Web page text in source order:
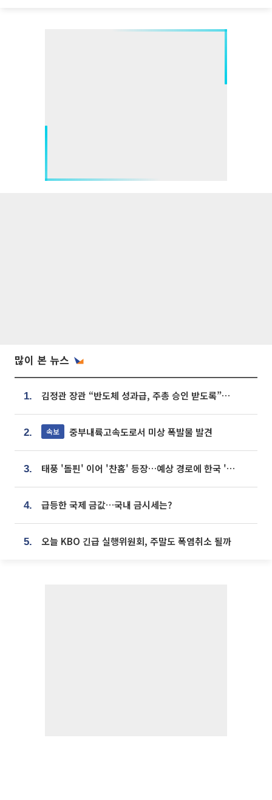
많이 본 뉴스
1. 김정관 장관 “반도체 성과급, 주총 승인 받도록”…상법·자본시장법 개정 시사
2. 속보 중부내륙고속도로서 미상 폭발물 발견
3. 태풍 '돌핀' 이어 '찬홈' 등장…예상 경로에 한국 '한숨'
4. 급등한 국제 금값…국내 금시세는?
5. 오늘 KBO 긴급 실행위원회, 주말도 폭염취소 될까